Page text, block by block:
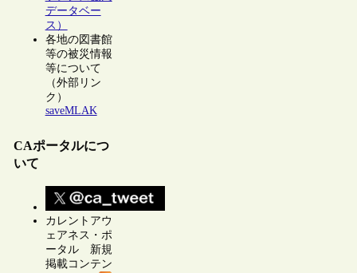
データベー
ス）
各地の図書館
等の被災情報
等について
（外部リン
ク）
saveMLAK
CAポータルにつ
いて
カレントアウ
ェアネス・ポ
ータル 新規
掲載コンテン